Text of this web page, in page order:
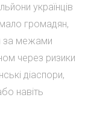
українців
громадян,
за межами
через ризики
діаспори,
навіть